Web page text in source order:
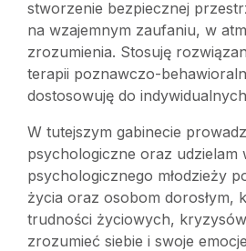
stworzenie bezpiecznej
na wzajemnym zaufaniu, w
zrozumienia. Stosuję
terapii poznawczo-
dostosowuję do
W tutejszym gabinecie
psychologiczne oraz udzielam
psychologicznego młodzieży
życia oraz osobom dorosłym,
trudności życiowych,
zrozumieć siebie i swoje